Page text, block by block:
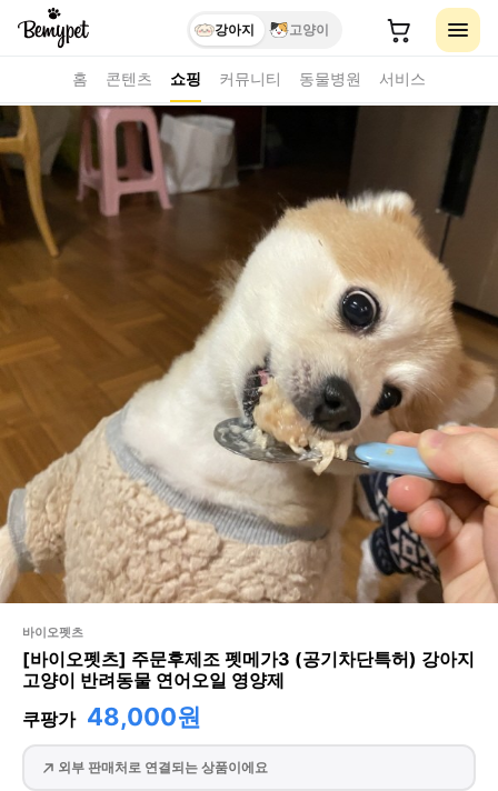
강아지 고양이
홈 콘텐츠 쇼핑 커뮤니티 동물병원 서비스
바이오펫츠
[바이오펫츠] 주문후제조 펫메가3 (공기차단특허) 강아지
고양이 반려동물 연어오일 영양제
쿠팡가 48,000원
외부 판매처로 연결되는 상품이에요